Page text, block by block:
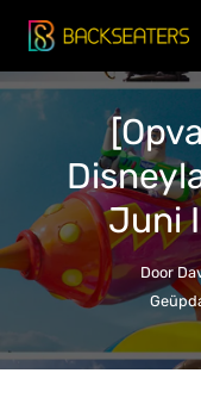
Doorgaan
naar
inhoud
Juni
Door